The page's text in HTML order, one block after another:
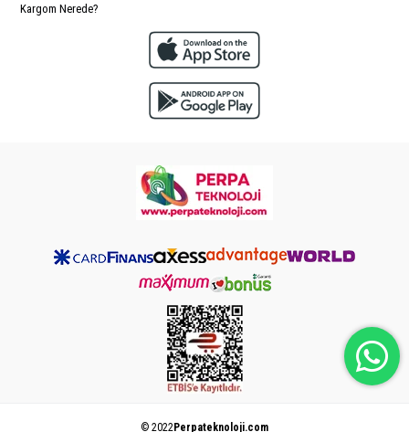
Kargom Nerede?
© 2022Perpateknoloji.com